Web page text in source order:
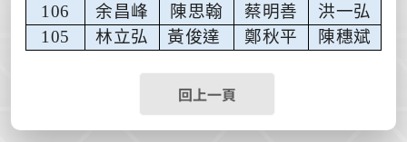
106
余昌峰 陳思翰 蔡明善
洪一弘
105
林立弘 黃俊達 鄭秋平 陳穗斌
回上一頁